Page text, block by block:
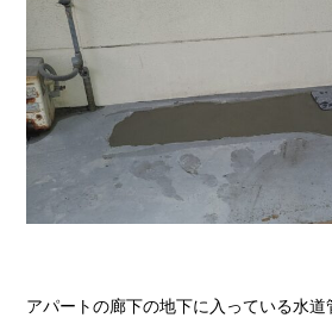
アパートの廊下の地下に入っている水